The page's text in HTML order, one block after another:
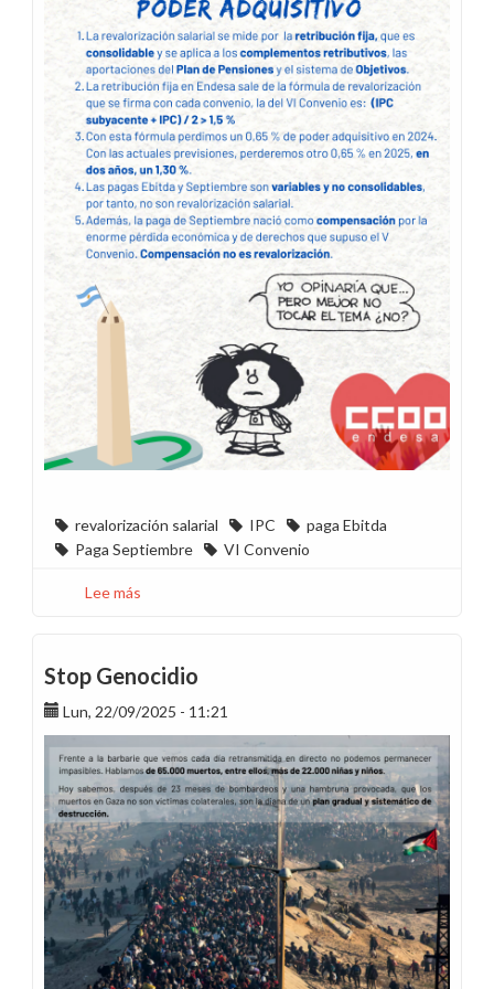
revalorización salarial IPC
paga Ebitda
Paga Septiembre
VI Convenio
Lee más
cuenten
milongas:
En
Endesa
sí
hemos
perdido
poder
adquisitivo
Stop Genocidio
Lun, 22/09/2025 - 11:21